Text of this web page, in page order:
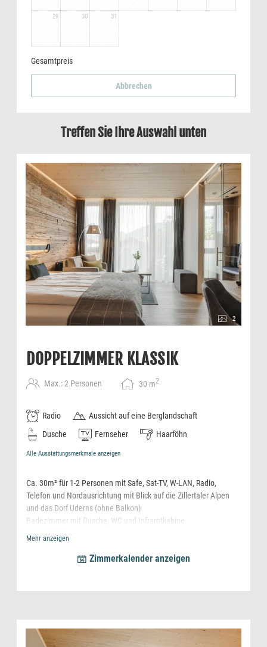
29 30 31
Gesamtpreis
Abbrechen
Treffen Sie Ihre Auswahl unten
2
DOPPELZIMMER KLASSIK
Max.: 2 Personen 30 m2
Radio
Aussicht auf eine Berglandschaft
Dusche
Fernseher Haarföhn
Alle Ausstattungsmerkmale anzeigen
Ca. 30m² für 1-2 Personen mit Safe, Sat-TV, W-LAN, Radio,
Telefon und Nordausrichtung mit Blick auf die Zillertaler Alpen
und das Dorf Uderns (ohne Balkon)
Badezimmer mit Dusche, WC und Infrarotkabine
Flauschige Bademäntel und Hauspatschen leihweise am Zimmer
Mehr anzeigen
Zimmerkalender anzeigen